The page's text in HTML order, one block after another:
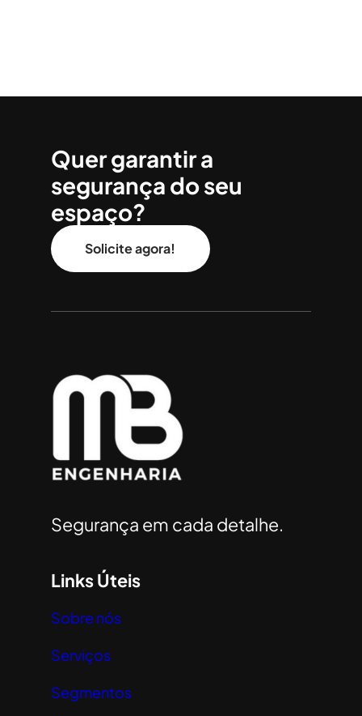
Quer garantir a
segurança do seu
espaço?
Solicite agora!
Segurança em cada detalhe.
Links Úteis
Sobre nós
Serviços
Segmentos